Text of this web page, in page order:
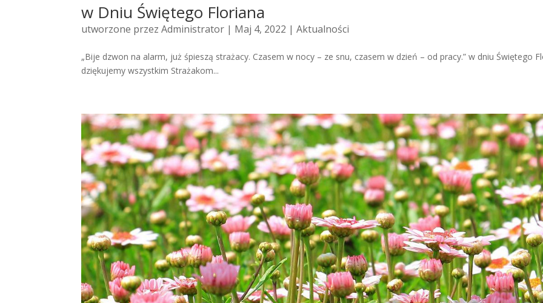
w Dniu Świętego Floriana
utworzone przezAdministrator | Maj 4, 2022 |Aktualności
„Bije dzwon na alarm, już śpie­szą stra­ża­cy. Cza­sem w nocy – ze snu, cza­sem w dzień – od pra­cy.” w dniu Świętego
dziękujemy wszystkim Strażakom...